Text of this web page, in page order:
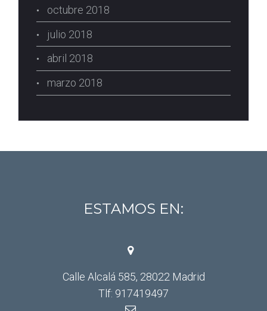
octubre 2018
julio 2018
abril 2018
marzo 2018
ESTAMOS EN:
Calle Alcalá 585, 28022 Madrid
Tlf: 917419497